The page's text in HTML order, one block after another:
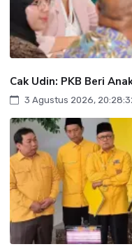
Cak Udin: PKB Beri
3 Agustus 2026,